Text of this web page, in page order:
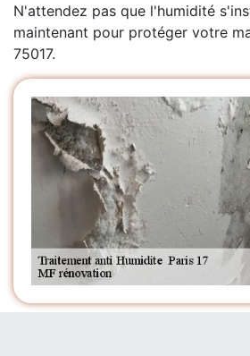
N'attendez pas que l'humidité
maintenant pour protéger votre
75017.